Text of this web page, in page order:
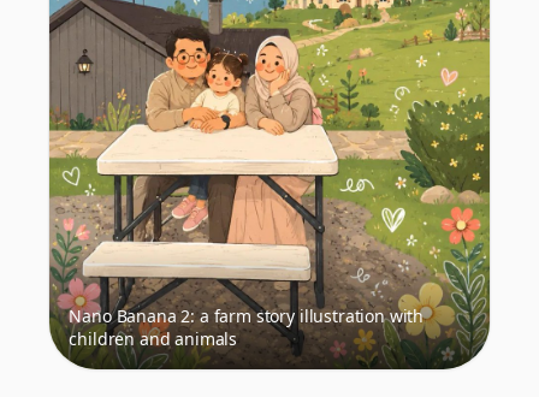
Nano Banana 2: a farm story illustration with
children and animals